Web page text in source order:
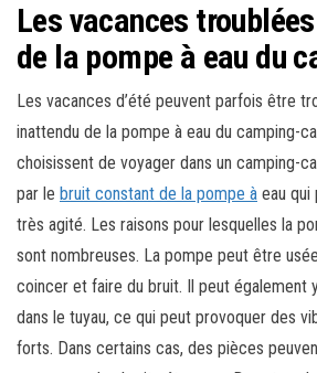
Les vacances
de la pompe à eau du
Les vacances d’été peuvent parfois être
inattendu de la pompe à eau du camping-
choisissent de voyager dans un camping-
par le bruit constant de la pompe à eau
très agité. Les raisons pour lesquelles la
sont nombreuses. La pompe peut être
coincer et faire du bruit. Il peut également
dans le tuyau, ce qui peut provoquer des
forts. Dans certains cas, des pièces